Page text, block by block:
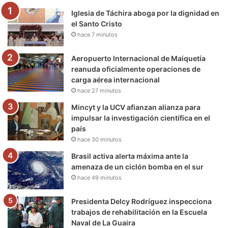
o
k
r
e
r
m
a
Iglesia de Táchira aboga por la dignidad en
el Santo Cristo
hace 7 minutos
Aeropuerto Internacional de Maiquetía
reanuda oficialmente operaciones de
carga aérea internacional
hace 27 minutos
Mincyt y la UCV afianzan alianza para
impulsar la investigación científica en el
país
hace 30 minutos
Brasil activa alerta máxima ante la
amenaza de un ciclón bomba en el sur
hace 49 minutos
Presidenta Delcy Rodríguez inspecciona
trabajos de rehabilitación en la Escuela
Naval de La Guaira